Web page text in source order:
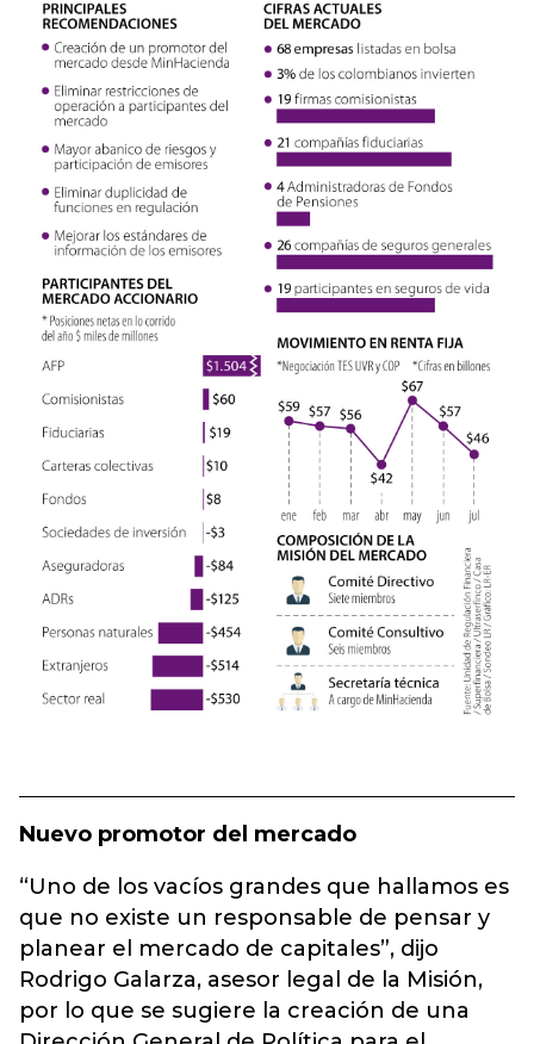
Nuevo promotor del mercado
“Uno de los vacíos grandes que hallamos es
que no existe un responsable de pensar y
planear el mercado de capitales”, dijo
Rodrigo Galarza, asesor legal de la Misión,
por lo que se sugiere la creación de una